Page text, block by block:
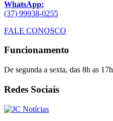
WhatsApp:
(37) 99938-0255
FALE CONOSCO
Funcionamento
De segunda a sexta, das 8h as 17h
Redes Sociais